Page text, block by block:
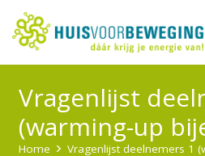
Vragenlijst
(warming-up
Home Vragenlijst deelnemers 1